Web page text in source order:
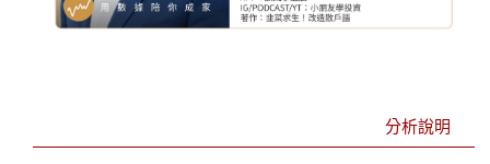
分析說明